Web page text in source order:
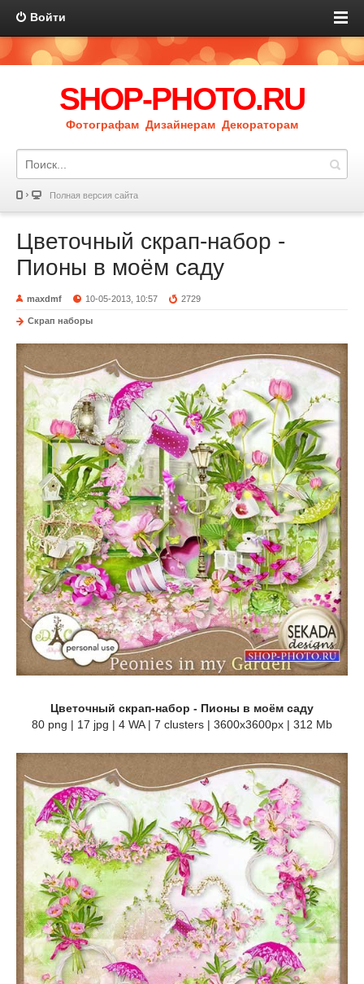
Войти
SHOP-PHOTO.RU
Фотографам Дизайнерам Декораторам
Полная версия сайта
Цветочный скрап-набор -
Пионы в моём саду
maxdmf 10-05-2013, 10:57 2729
Скрап наборы
Цветочный скрап-набор - Пионы в моём саду
80 png | 17 jpg | 4 WA | 7 clusters | 3600x3600px | 312 Mb